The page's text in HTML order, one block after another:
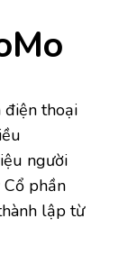
thoại
người
phần
lập từ